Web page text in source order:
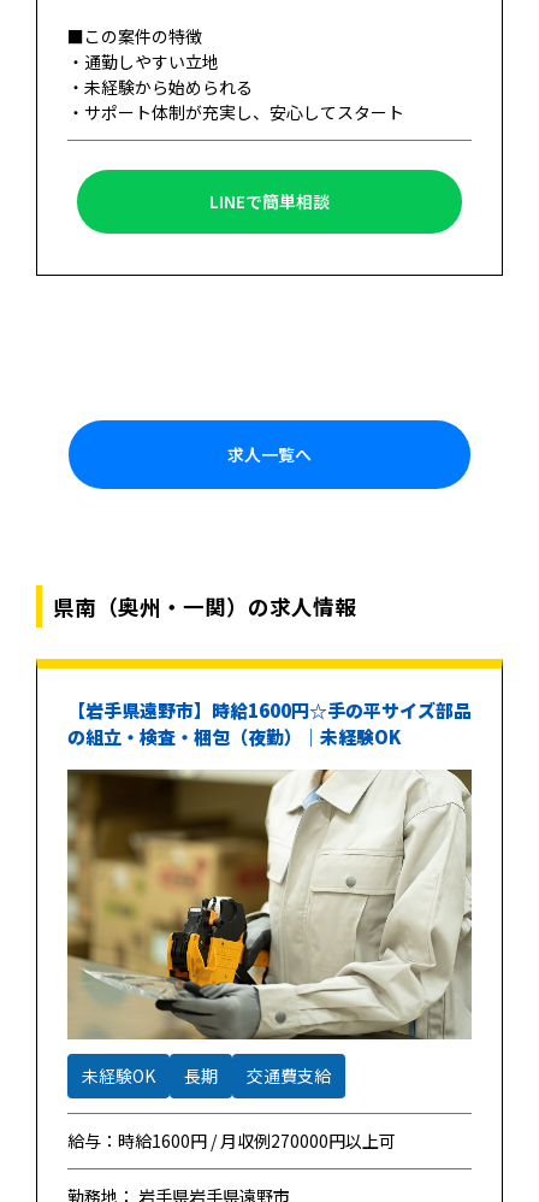
■この案件の特徴
・通勤しやすい立地
・未経験から始められる
・サポート体制が充実し、安心してスタート
LINEで簡単相談
求人一覧へ
県南（奥州・一関）の求人情報
【岩手県遠野市】時給1600円☆手の平サイズ部品
の組立・検査・梱包（夜勤）｜未経験OK
未経験OK 長期 交通費支給
給与：時給1600円 / 月収例270000円以上可
勤務地： 岩手県岩手県遠野市